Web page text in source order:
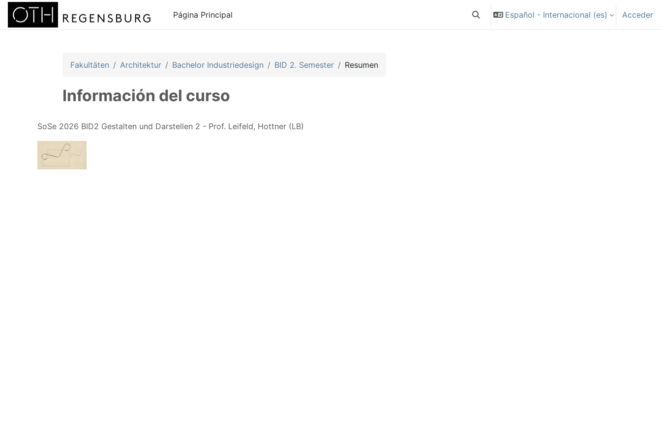
Salta al contenido principal
Página Principal
Selector de búsqueda de entrada
Español - Internacional ‎(es)‎ Acceder
Fakultäten Architektur Bachelor Industriedesign BID 2. Semester Resumen
Información del curso
SoSe 2026 BID2 Gestalten und Darstellen 2 - Prof. Leifeld, Hottner (LB)